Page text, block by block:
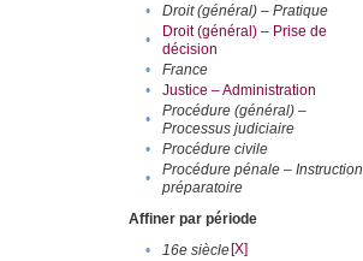
•
Droit (général) – Pratique
•
Droit (général) – Prise de
décision
• France
•
Justice – Administration
•
Procédure (général) –
Processus judiciaire
• Procédure civile
•
Procédure pénale – Instruction
préparatoire
Affiner par période
•
16e siècle[X]